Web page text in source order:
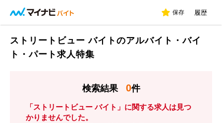
保存 履歴
ストリートビュー バイトのアルバイト・バイ
ト・パート求人特集
検索結果 0件
「ストリートビュー バイト」に関する求人は見つ
かりませんでした。